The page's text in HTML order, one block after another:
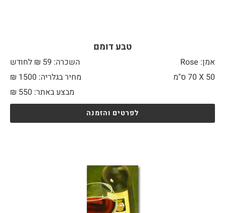
טבע דומם
אמן: Rose
השכרה: 59 ₪ לחודש
50 X
מחיר בגלריה: 1500 ₪
מבצע באתר:
₪ 550
לפרטים והזמנה